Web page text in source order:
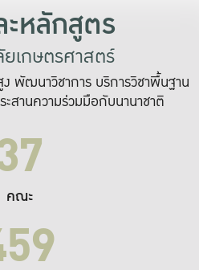
หลักสูตร
เกษตรศาสตร์
พัฒนาวิชาการ บริการวิชาพื้นฐาน
สานความร่วมมือกับนานาชาติ
คณะ